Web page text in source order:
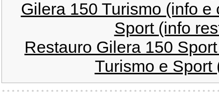
Gilera 150 Turismo (info e
Sport (info
Restauro Gilera 150
Turismo e Sport